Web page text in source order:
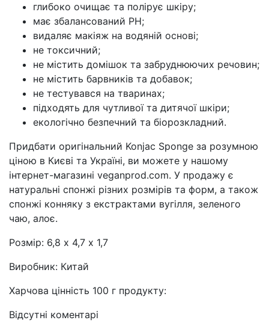
глибоко очищає та полірує шкіру;
має збалансований PH;
видаляє макіяж на водяній основі;
не токсичний;
не містить домішок та забруднюючих речовин;
не містить барвників та добавок;
не тестувався на тваринах;
підходять для чутливої та дитячої шкіри;
екологічно безпечний та біорозкладний.
Придбати оригінальний Konjac Sponge за розумною
ціною в Києві та Україні, ви можете у нашому
інтернет-магазині veganprod.com. У продажу є
натуральні спонжі різних розмірів та форм, а також
спонжі конняку з екстрактами вугілля, зеленого
чаю, алоє.
Розмір: 6,8 х 4,7 х 1,7
Виробник: Китай
Харчова цінність 100 г продукту:
Відсутні коментарі